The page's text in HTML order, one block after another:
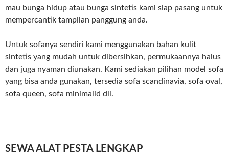
mau bunga hidup atau bunga sintetis kami siap pasang untuk
mempercantik tampilan panggung anda.
Untuk sofanya sendiri kami menggunakan bahan kulit
sintetis yang mudah untuk dibersihkan, permukaannya halus
dan juga nyaman diunakan. Kami sediakan pilihan model sofa
yang bisa anda gunakan, tersedia sofa scandinavia, sofa oval,
sofa queen, sofa minimalid dll.
SEWA ALAT PESTA LENGKAP